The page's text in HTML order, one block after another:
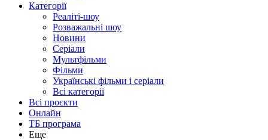
Категорії
Реаліті-шоу
Розважальні шоу
Новини
Серіали
Мультфільми
Фільми
Українські фільми і серіали
Всі категорії
Всі проєкти
Онлайн
ТБ програма
Еще